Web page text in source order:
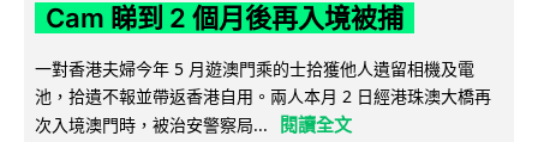
Cam 睇到 2 個月後再入境被捕
一對香港夫婦今年 5 月遊澳門乘的士拾獲他人遺留相機及電
池，拾遺不報並帶返香港自用。兩人本月 2 日經港珠澳大橋再
次入境澳門時，被治安警察局...
閱讀全文